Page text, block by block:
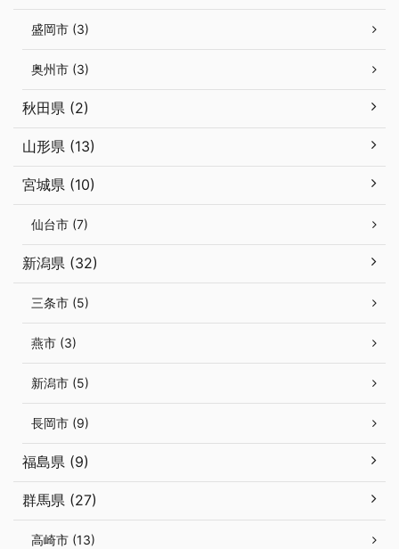
盛岡市 (3)
奥州市 (3)
秋田県 (2)
山形県 (13)
宮城県 (10)
仙台市 (7)
新潟県 (32)
三条市 (5)
燕市 (3)
新潟市 (5)
長岡市 (9)
福島県 (9)
群馬県 (27)
高崎市 (13)